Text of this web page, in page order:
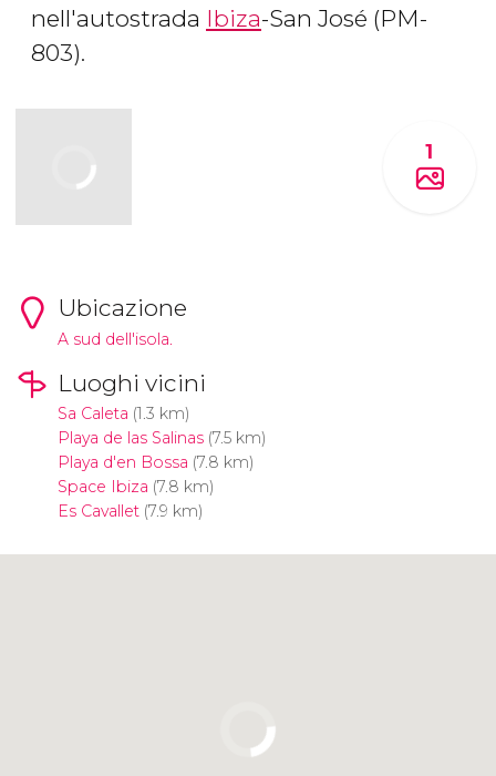
nell'autostrada Ibiza-San José (PM-
803).
1
Ubicazione
A sud dell'isola.
Luoghi vicini
Sa Caleta (1.3 km)
Playa de las Salinas(7.5 km)
Playa d'en Bossa (7.8 km)
Space Ibiza (7.8 km)
Es Cavallet(7.9 km)